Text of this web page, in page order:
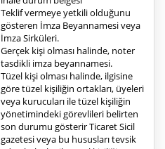
Teklif vermeye yetkili olduğunu
gösteren İmza Beyannamesi veya
İmza Sirküleri.
Gerçek kişi olması halinde, noter
tasdikli imza beyannamesi.
Tüzel kişi olması halinde, ilgisine
göre tüzel kişiliğin ortakları, üyeleri
veya kurucuları ile tüzel kişiliğin
yönetimindeki görevlileri belirten
son durumu gösterir Ticaret Sicil
gazetesi veya bu hususları tevsik